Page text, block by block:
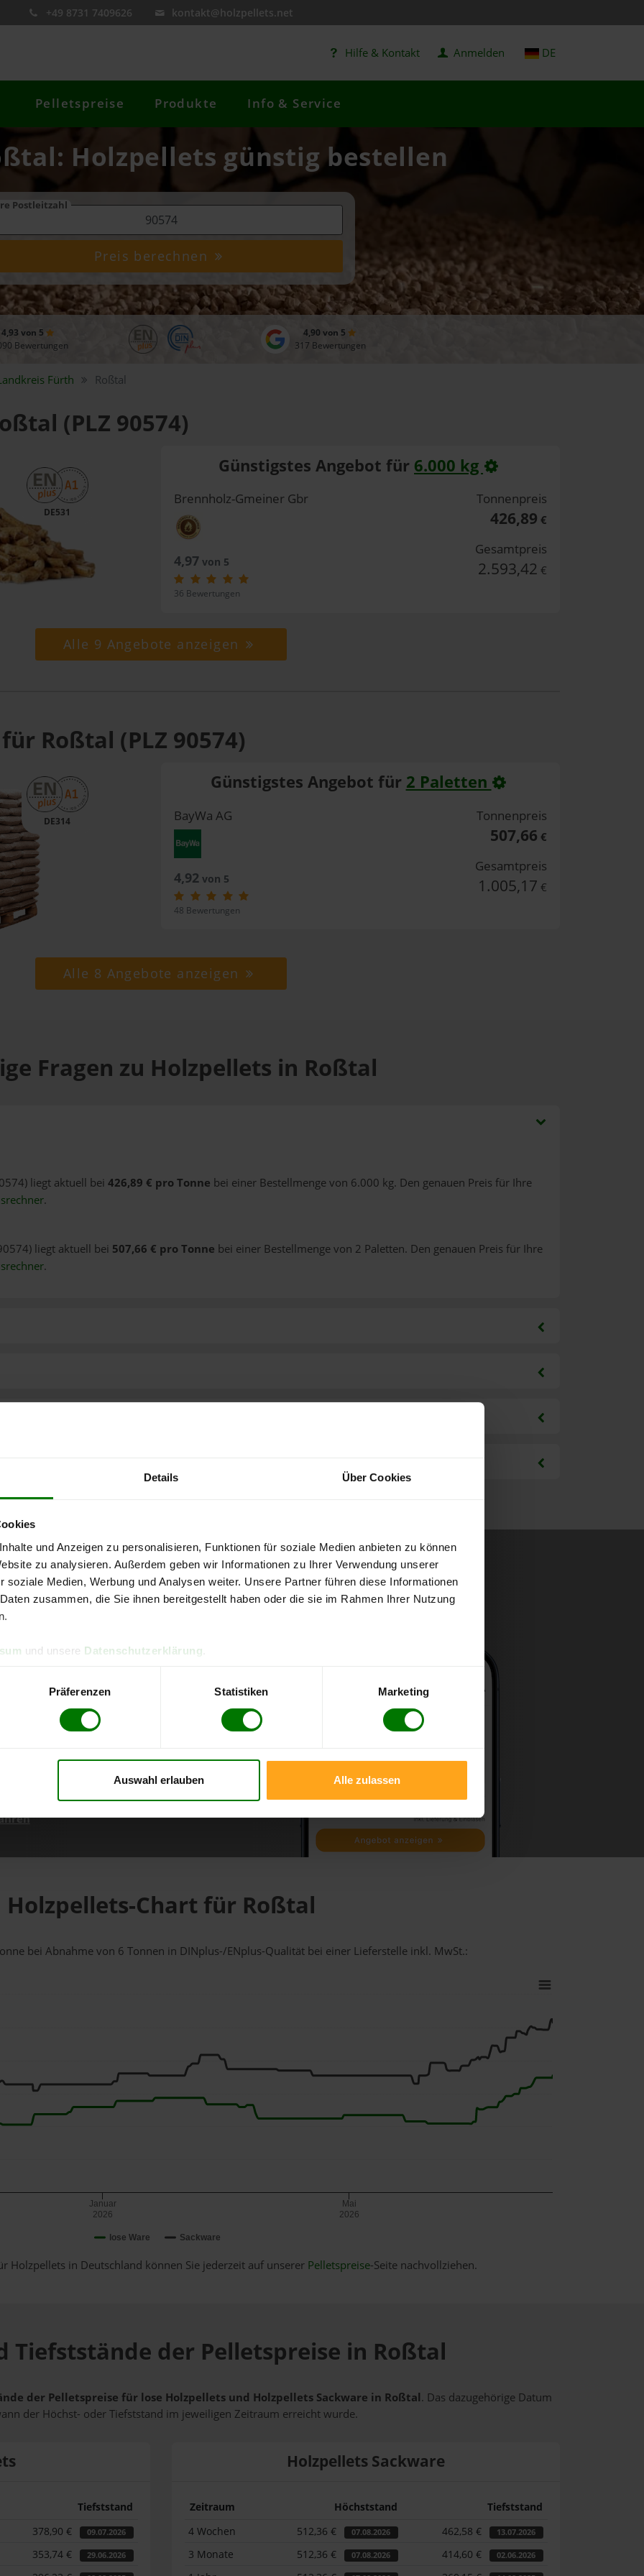
Details Über Cookies
und Anzeigen zu personalisieren, Funktionen für soziale Medien anbieten zu können
zu analysieren. Außerdem geben wir Informationen zu Ihrer Verwendung unserer
soziale Medien, Werbung und Analysen weiter. Unsere Partner führen diese Informationen
zusammen, die Sie ihnen bereitgestellt haben oder die sie im Rahmen Ihrer Nutzung
und unsere Datenschutzerklärung
Präferenzen Statistiken Marketing
Auswahl erlauben Alle zulassen
+49 8731 7409626 kontakt@holzpellets.net
Hilfe & Kontakt Anmelden DE
Pelletspreise Produkte Info & Service
Holzpellets günstig bestellen
Postleitzahl
Preis berechnen
4,93 von 5
Bewertungen
4,90 von 5
317 Bewertungen
Fürth Roßtal
(PLZ 90574)
DE531
Günstigstes Angebot für 6.000 kg
Brennholz-Gmeiner Gbr
4,97von 5
36 Bewertungen
Tonnenpreis
426,89 €
Gesamtpreis
2.593,42 €
Alle 9 Angebote anzeigen
Roßtal (PLZ 90574)
DE314
Günstigstes Angebot für 2 Paletten
BayWa AG
4,92von 5
48 Bewertungen
Tonnenpreis
507,66 €
Gesamtpreis
1.005,17 €
Alle 8 Angebote anzeigen
Fragen zu Holzpellets in Roßtal
liegt aktuell bei 426,89 € pro Tonne bei einer Bestellmenge von 6.000 kg. Den genauen Preis für Ihre
.
liegt aktuell bei 507,66 € pro Tonne bei einer Bestellmenge von 2 Paletten. Den genauen Preis für Ihre
.
kostenlose
direkt online bestellen
aktuellen Stand
Holzpellets-Chart für Roßtal
bei Abnahmevon 6 Tonnen in DINplus-/ENplus-Qualität bei einer Lieferstelle inkl. MwSt.:
lose Ware Sackware
Januar
2026
Mai
2026
Holzpellets in Deutschland können Sie jederzeit auf unserer Pelletspreise-Seite nachvollziehen.
Tiefststände der Pelletspreise in Roßtal
der Pelletspreise für lose Holzpellets und Holzpellets Sackware in Roßtal. Das dazugehörige Datum
der Höchst- oder Tiefststand im jeweiligen Zeitraum erreicht wurde.
Tiefststand
378,90 € 09.07.2026
353,74 € 29.06.2026
Holzpellets Sackware
Zeitraum Höchststand
Tiefststand
4 Wochen
512,36 € 07.08.2026 462,58 € 13.07.2026
3 Monate 512,36 € 07.08.2026 414,60 € 02.06.2026